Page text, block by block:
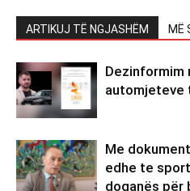
ARTIKUJ TË NGJASHËM MË
Dezinformim
automjeteve
Me
edhe te
doganës për